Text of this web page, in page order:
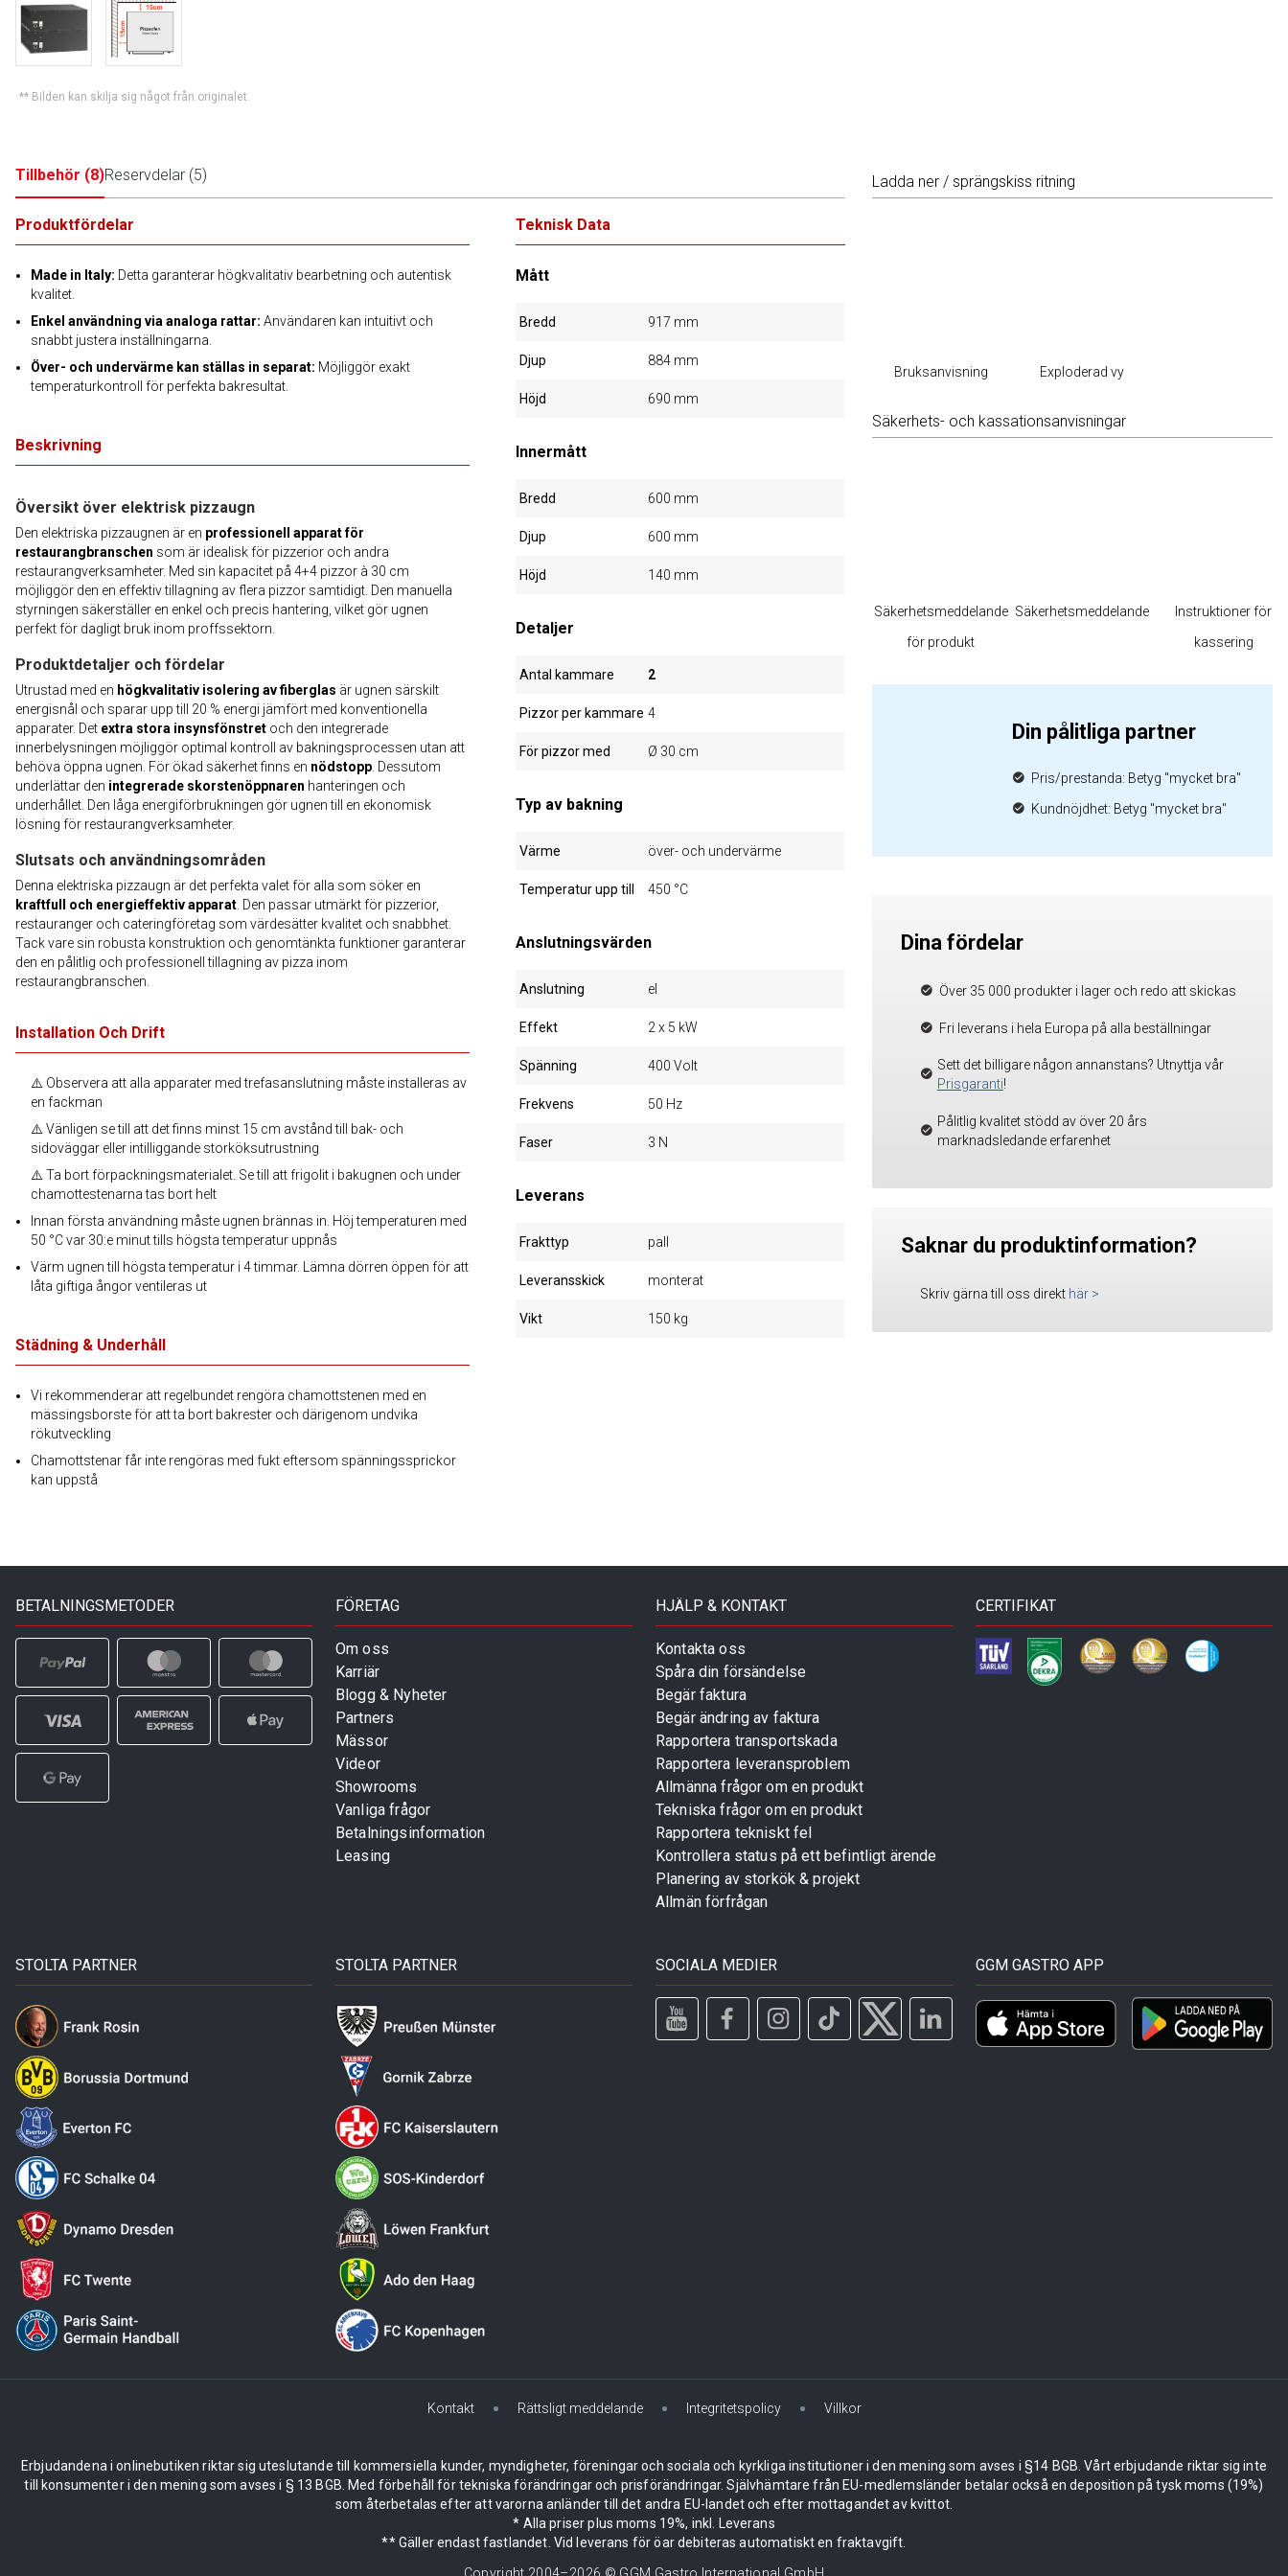
** Bilden kan skilja sig något från originalet.
Tillbehör (8)Reservdelar (5)
Produktfördelar
Made in Italy: Detta garanterar högkvalitativ bearbetning och autentisk
kvalitet.
Enkel användning via analoga rattar: Användaren kan intuitivt och
snabbt justera inställningarna.
Över- och undervärme kan ställas in separat: Möjliggör exakt
temperaturkontroll för perfekta bakresultat.
Beskrivning
Översikt över elektrisk pizzaugn
Den elektriska pizzaugnen är en professionell apparat för
restaurangbranschen som är idealisk för pizzerior och andra
restaurangverksamheter. Med sin kapacitet på 4+4 pizzor à 30 cm
möjliggör den en effektiv tillagning av flera pizzor samtidigt. Den manuella
styrningen säkerställer en enkel och precis hantering, vilket gör ugnen
perfekt för dagligt bruk inom proffssektorn.
Produktdetaljer och fördelar
Utrustad med en högkvalitativ isolering av fiberglas är ugnen särskilt
energisnål och sparar upp till 20 % energi jämfört med konventionella
apparater. Det extra stora insynsfönstret och den integrerade
innerbelysningen möjliggör optimal kontroll av bakningsprocessen utan att
behöva öppna ugnen. För ökad säkerhet finns en nödstopp . Dessutom
underlättar den integrerade skorstenöppnaren hanteringen och
underhållet. Den låga energiförbrukningen gör ugnen till en ekonomisk
lösning för restaurangverksamheter.
Slutsats och användningsområden
Denna elektriska pizzaugn är det perfekta valet för alla som söker en
kraftfull och energieffektiv apparat . Den passar utmärkt för pizzerior,
restauranger och cateringföretag som värdesätter kvalitet och snabbhet.
Tack vare sin robusta konstruktion och genomtänkta funktioner garanterar
den en pålitlig och professionell tillagning av pizza inom
restaurangbranschen.
Installation Och Drift
⚠️ Observera att alla apparater med trefasanslutning måste installeras av
en fackman
⚠️ Vänligen se till att det finns minst 15 cm avstånd till bak- och
sidoväggar eller intilliggande storköksutrustning
⚠️ Ta bort förpackningsmaterialet. Se till att frigolit i bakugnen och under
chamottestenarna tas bort helt
Innan första användning måste ugnen brännas in. Höj temperaturen med
50 °C var 30:e minut tills högsta temperatur uppnås
Värm ugnen till högsta temperatur i 4 timmar. Lämna dörren öppen för att
låta giftiga ångor ventileras ut
Städning & Underhåll
Vi rekommenderar att regelbundet rengöra chamottstenen med en
mässingsborste för att ta bort bakrester och därigenom undvika
rökutveckling
Chamottstenar får inte rengöras med fukt eftersom spänningssprickor
kan uppstå
Teknisk Data
Mått
Bredd 917 mm
Djup 884 mm
Höjd 690 mm
Innermått
Bredd 600 mm
Djup 600 mm
Höjd 140 mm
Detaljer
Antal kammare 2
Pizzor per kammare 4
För pizzor med Ø 30 cm
Typ av bakning
Värme över- och undervärme
Temperatur upp till 450 °C
Anslutningsvärden
Anslutning el
Effekt 2 x 5 kW
Spänning 400 Volt
Frekvens 50 Hz
Faser 3 N
Leverans
Frakttyp pall
Leveransskick monterat
Vikt 150 kg
Ladda ner / sprängskiss ritning
Bruksanvisning Exploderad vy
Säkerhets- och kassationsanvisningar
Säkerhetsmeddelande
för produkt
Säkerhetsmeddelande
Instruktioner för
kassering
Din pålitliga partner
Pris/prestanda: Betyg "mycket bra"
Kundnöjdhet: Betyg "mycket bra"
Dina fördelar
Över 35 000 produkter i lager och redo att skickas
Fri leverans i hela Europa på alla beställningar
Sett det billigare någon annanstans? Utnyttja vår
Prisgaranti!
Pålitlig kvalitet stödd av över 20 års
marknadsledande erfarenhet
Saknar du produktinformation?
Skriv gärna till oss direkt här >
BETALNINGSMETODER FÖRETAG
Om oss
Karriär
Blogg & Nyheter
Partners
Mässor
Videor
Showrooms
Vanliga frågor
Betalningsinformation
Leasing
HJÄLP & KONTAKT
Kontakta oss
Spåra din försändelse
Begär faktura
Begär ändring av faktura
Rapportera transportskada
Rapportera leveransproblem
Allmänna frågor om en produkt
Tekniska frågor om en produkt
Rapportera tekniskt fel
Kontrollera status på ett befintligt ärende
Planering av storkök & projekt
Allmän förfrågan
CERTIFIKAT
STOLTA PARTNER STOLTA PARTNER SOCIALA MEDIER GGM GASTRO APP
Kontakt Rättsligt meddelande Integritetspolicy Villkor
Erbjudandena i onlinebutiken riktar sig uteslutande till kommersiella kunder, myndigheter, föreningar och sociala och kyrkliga institutioner i den mening som avses i §14 BGB. Vårt erbjudande riktar sig inte
till konsumenter i den mening som avses i § 13 BGB. Med förbehåll för tekniska förändringar och prisförändringar. Självhämtare från EU-medlemsländer betalar också en deposition på tysk moms (19%)
som återbetalas efter att varorna anländer till det andra EU-landet och efter mottagandet av kvittot.
* Alla priser plus moms 19%, inkl. Leverans
** Gäller endast fastlandet. Vid leverans för öar debiteras automatiskt en fraktavgift.